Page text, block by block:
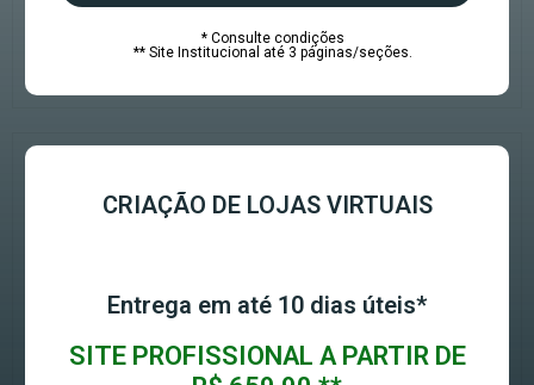
* Consulte condições
** Site Institucional até 3 páginas/seções.
CRIAÇÃO DE LOJAS VIRTUAIS
Entrega em até 10 dias úteis*
SITE PROFISSIONAL A PARTIR DE